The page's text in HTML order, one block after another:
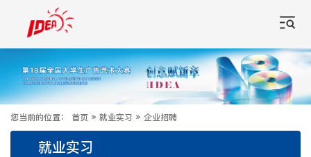
您当前的位置： 首页 » 就业实习 » 企业招聘
就业实习